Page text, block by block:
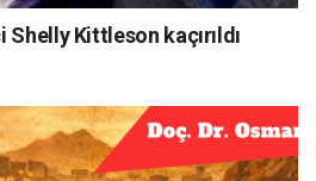
Shelly Kittleson kaçırıldı